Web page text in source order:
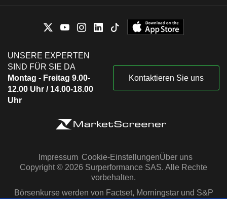
UNSERE EXPERTEN
SIND FÜR SIE DA
Montag - Freitag 9.00-
12.00 Uhr / 14.00-18.00
Uhr
Kontaktieren Sie uns
Impressum Cookie-EinstellungenÜber uns
Copyright © 2026 Surperformance SAS. Alle Rechte
vorbehalten.
Börsenkurse werden von Factset, Morningstar und S&P